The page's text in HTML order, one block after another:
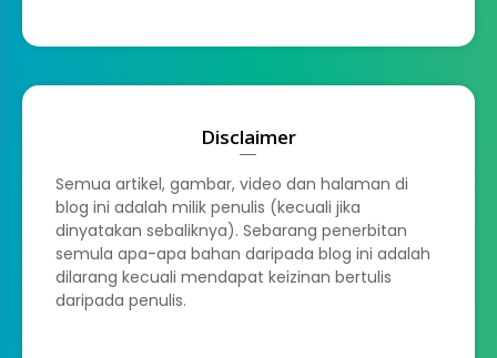
Disclaimer
Semua artikel, gambar, video dan halaman di
blog ini adalah milik penulis (kecuali jika
dinyatakan sebaliknya). Sebarang penerbitan
semula apa-apa bahan daripada blog ini adalah
dilarang kecuali mendapat keizinan bertulis
daripada penulis.